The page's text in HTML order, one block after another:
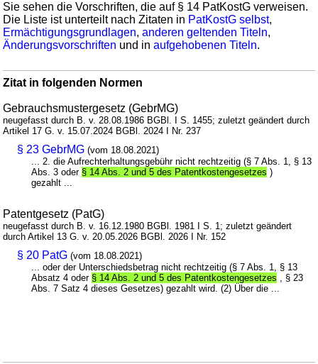
Sie sehen die Vorschriften, die auf § 14 PatKostG verweisen.
Die Liste ist unterteilt nach Zitaten in PatKostG selbst,
Ermächtigungsgrundlagen,anderen geltenden Titeln,
Änderungsvorschriften und inaufgehobenen Titeln.
Zitat in folgenden Normen
Gebrauchsmustergesetz (GebrMG)
neugefasst durch B. v. 28.08.1986 BGBl. I S. 1455; zuletzt geändert durch
Artikel 17 G. v. 15.07.2024 BGBl. 2024 I Nr. 237
§ 23 GebrMG (vom 18.08.2021)
... 2. die Aufrechterhaltungsgebühr nicht rechtzeitig (§ 7 Abs. 1, § 13
Abs. 3 oder § 14 Abs. 2 und 5 des Patentkostengesetzes )
gezahlt ...
Patentgesetz (PatG)
neugefasst durch B. v. 16.12.1980 BGBl. 1981 I S. 1; zuletzt geändert
durch Artikel 13 G. v. 20.05.2026 BGBl. 2026 I Nr. 152
§ 20 PatG (vom 18.08.2021)
... oder der Unterschiedsbetrag nicht rechtzeitig (§ 7 Abs. 1, § 13
Absatz 4 oder § 14 Abs. 2 und 5 des Patentkostengesetzes , § 23
Abs. 7 Satz 4 dieses Gesetzes) gezahlt wird. (2) Über die ...